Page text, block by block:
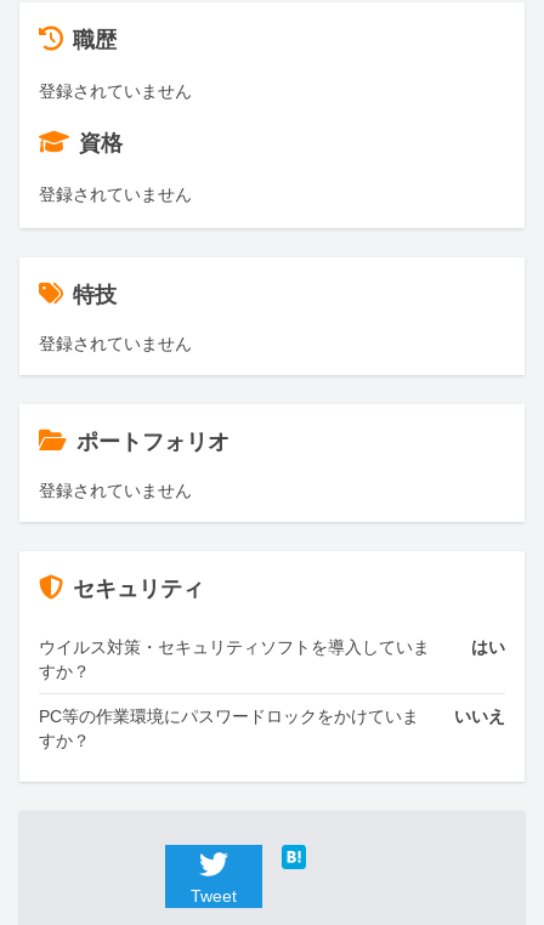
職歴
登録されていません
資格
登録されていません
特技
登録されていません
ポートフォリオ
登録されていません
セキュリティ
ウイルス対策・セキュリティソフトを導入していま
すか？
はい
PC等の作業環境にパスワードロックをかけていま
すか？
いいえ
Tweet